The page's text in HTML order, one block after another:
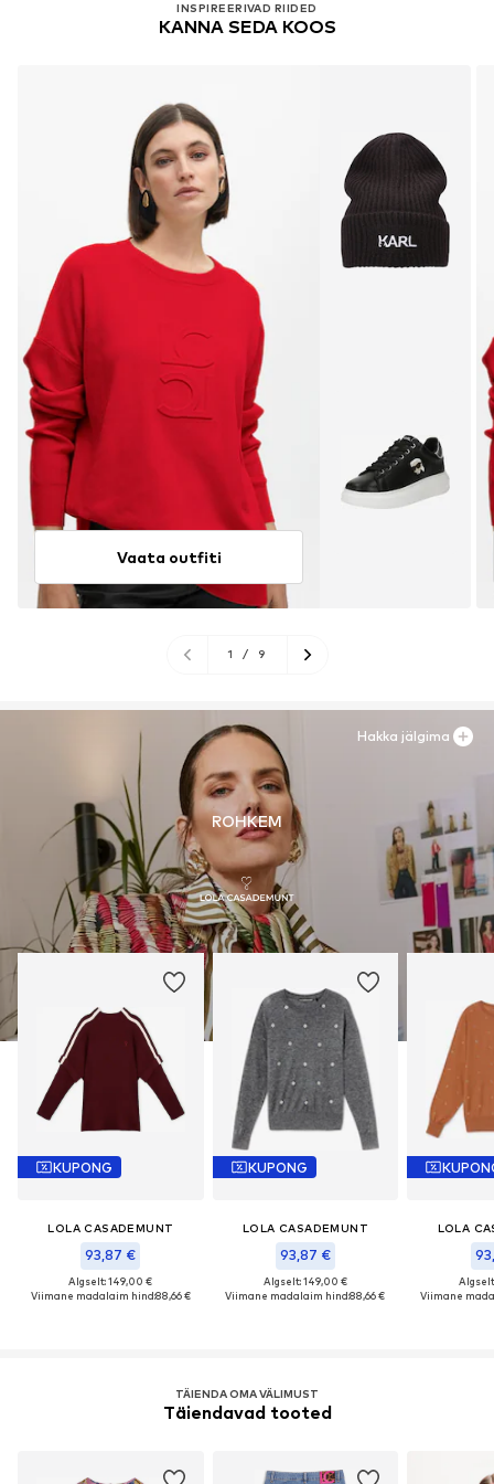
INSPIREERIVAD RIIDED
KANNA SEDA KOOS
Vaata outfiti
1 / 9
ROHKEM
KUPONG
LOLA CASADEMUNT
93,87 €
Algselt: 149,00 €
Viimane madalaim hind:88,66 €
KUPONG
LOLA CASADEMUNT
93,87 €
Algselt: 149,00 €
Viimane madalaim hind:88,66 €
LOLA
Viimane
Hakka jälgima
TÄIENDA OMA VÄLIMUST
Täiendavad tooted